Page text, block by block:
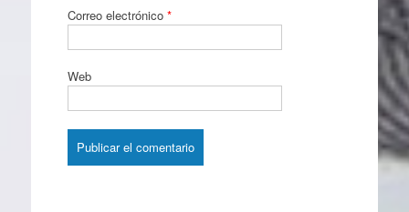
Correo electrónico *
Web